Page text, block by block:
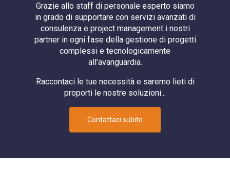
Grazie allo staff di personale esperto siamo
in grado di supportare con servizi avanzati di
consulenza e project management i nostri
partner in ogni fase della gestione di progetti
complessi e tecnologicamente
all’avanguardia.
Raccontaci le tue necessità e saremo lieti di
proporti le nostre soluzioni...
Contattaci subito